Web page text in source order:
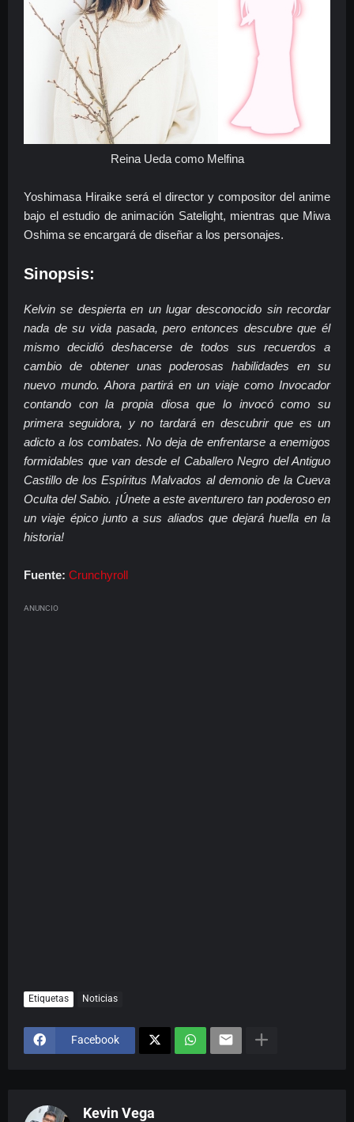
Reina Ueda como Melfina
Yoshimasa Hiraike será el director y compositor del anime
bajo el estudio de animación Satelight, mientras que Miwa
Oshima se encargará de diseñar a los personajes.
Sinopsis:
Kelvin se despierta en un lugar desconocido sin recordar
nada de su vida pasada, pero entonces descubre que él
mismo decidió deshacerse de todos sus recuerdos a
cambio de obtener unas poderosas habilidades en su
nuevo mundo. Ahora partirá en un viaje como Invocador
contando con la propia diosa que lo invocó como su
primera seguidora, y no tardará en descubrir que es un
adicto a los combates. No deja de enfrentarse a enemigos
formidables que van desde el Caballero Negro del Antiguo
Castillo de los Espíritus Malvados al demonio de la Cueva
Oculta del Sabio. ¡Únete a este aventurero tan poderoso en
un viaje épico junto a sus aliados que dejará huella en la
historia!
Fuente: Crunchyroll
ANUNCIO
Etiquetas Noticias
Facebook
Kevin Vega